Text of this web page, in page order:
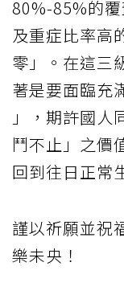
80%-85%的
及重症比率高
零」。在這三
著是要面臨充
」，期許國人
鬥不止」之價
回到往日正常
謹以祈願並祝
樂未央！